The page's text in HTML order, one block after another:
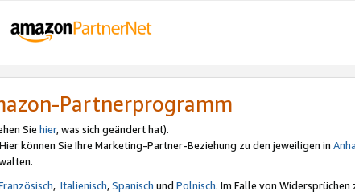
Partnerprogramm
Sie hier, was sich geändert hat).
können Sie Ihre Marketing-Partner-Beziehung zu den jeweiligen in
, Italienisch,Spanisch und Polnisch. Im Falle von